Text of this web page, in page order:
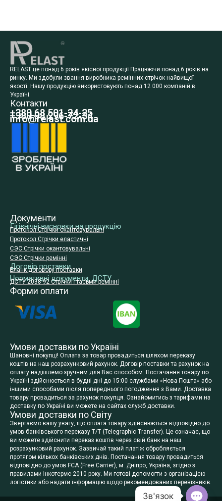
RELAST це понад 6 років якісної продукції Працюючи понад 6 років на
ринку. Ми здобули звання виробника ремінних стрічок найвищої
якості. Нашу продукцію використовують понад 12 000 компаній в
Україні.
Контакти
+380 68 501-24-25
+380 98 296-72-34
info@relast.com.ua
Документи
Гігієнічні висновки на продукцію
Протокол-Стрічки окантовувальні
Протокол Стрічки еластичні
СЭС Стрічки окантовувальні
СЭС Стрічки ремінні
Договір поставки
Бланк-договору-поставки
Нормативні документи, ДСТУ
ДСТУ 2038-92 Стрічки і тасьми ремінні
Форми оплати
Умови доставки по Україні
Шановні покупці! Оплата за товар провадиться шляхом переказу
коштів на наш розрахунковий рахунок. Договір поставки та рахунок на
оплату надішлемо зручним для Вас способом. Постачання товару по
Україні здійснюється в будні дні до 15:00 службами «Нова Пошта» або
іншими способами після попереднього погодження з Вами. Доставка
товару провадиться за рахунок покупця. Ознайомитись з тарифами на
доставку по Україні ви можете на сайтах служб доставки.
Умови доставки по Світу
Звертаємо вашу увагу, що оплата товару здійснюється відповідно до
умов банківського переказу T/T (Telegraphic Transfer). Це означає, що
ви можете здійснити переказ коштів через свій банк на наш
розрахунковий рахунок. Зазвичай такий платіж обробляється
протягом кількох банківських днів. Постачання товару провадиться
відповідно до умов FCA (Free Carrier), м. Дніпро, Україна, згідно з
правилами Інкотермс 2010 року. Ми готові допомогти з організацією
логістики або надати інформацію щодо рекомендованих перевізників.
Зв'язок